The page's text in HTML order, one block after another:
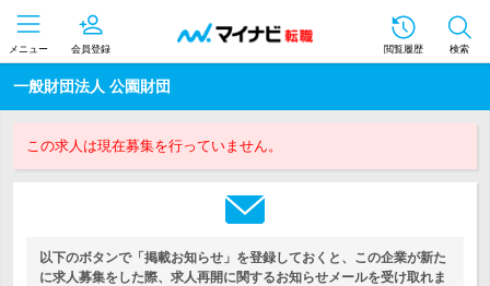
メニュー 会員登録 閲覧履歴 検索
一般財団法人 公園財団
この求人は現在募集を行っていません。
以下のボタンで「掲載お知らせ」を登録しておくと、この企業が新た
に求人募集をした際、求人再開に関するお知らせメールを受け取れま